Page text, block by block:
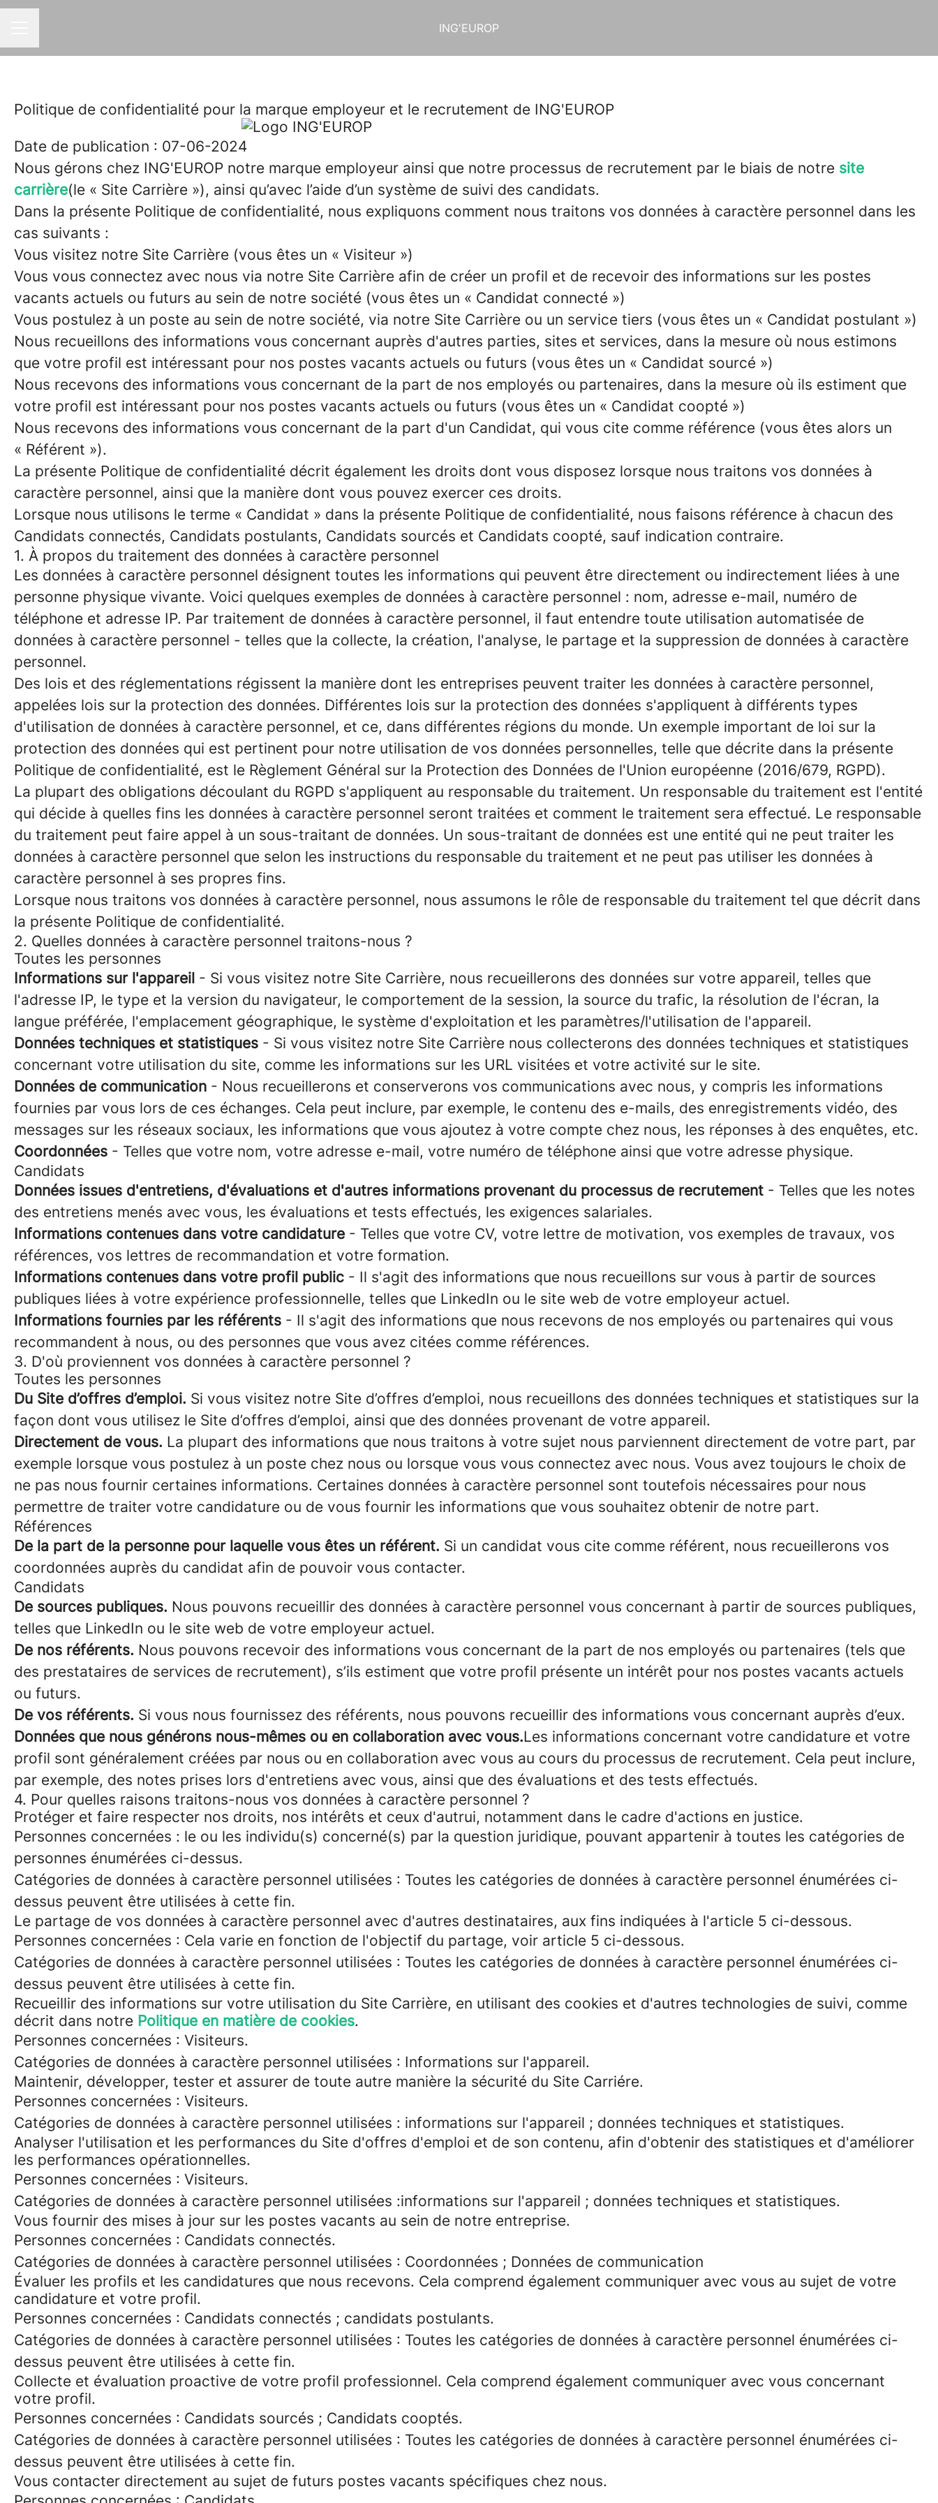
ING'EUROP
Politique de confidentialité pour la marque employeur et le recrutement de ING'EUROP
Date de publication : 07-06-2024
Nous gérons chez ING'EUROP notre marque employeur ainsi que notre processus de recrutement par le biais de notre site
carrière(le « Site Carrière »), ainsi qu’avec l’aide d’un système de suivi des candidats.
Dans la présente Politique de confidentialité, nous expliquons comment nous traitons vos données à caractère personnel dans les
cas suivants :
Vous visitez notre Site Carrière (vous êtes un « Visiteur »)
Vous vous connectez avec nous via notre Site Carrière afin de créer un profil et de recevoir des informations sur les postes
vacants actuels ou futurs au sein de notre société (vous êtes un « Candidat connecté »)
Vous postulez à un poste au sein de notre société, via notre Site Carrière ou un service tiers (vous êtes un « Candidat postulant »)
Nous recueillons des informations vous concernant auprès d'autres parties, sites et services, dans la mesure où nous estimons
que votre profil est intéressant pour nos postes vacants actuels ou futurs (vous êtes un « Candidat sourcé »)
Nous recevons des informations vous concernant de la part de nos employés ou partenaires, dans la mesure où ils estiment que
votre profil est intéressant pour nos postes vacants actuels ou futurs (vous êtes un « Candidat coopté »)
Nous recevons des informations vous concernant de la part d'un Candidat, qui vous cite comme référence (vous êtes alors un
« Référent »).
La présente Politique de confidentialité décrit également les droits dont vous disposez lorsque nous traitons vos données à
caractère personnel, ainsi que la manière dont vous pouvez exercer ces droits.
Lorsque nous utilisons le terme « Candidat » dans la présente Politique de confidentialité, nous faisons référence à chacun des
Candidats connectés, Candidats postulants, Candidats sourcés et Candidats coopté, sauf indication contraire.
1. À propos du traitement des données à caractère personnel
Les données à caractère personnel désignent toutes les informations qui peuvent être directement ou indirectement liées à une
personne physique vivante. Voici quelques exemples de données à caractère personnel : nom, adresse e-mail, numéro de
téléphone et adresse IP. Par traitement de données à caractère personnel, il faut entendre toute utilisation automatisée de
données à caractère personnel - telles que la collecte, la création, l'analyse, le partage et la suppression de données à caractère
personnel.
Des lois et des réglementations régissent la manière dont les entreprises peuvent traiter les données à caractère personnel,
appelées lois sur la protection des données. Différentes lois sur la protection des données s'appliquent à différents types
d'utilisation de données à caractère personnel, et ce, dans différentes régions du monde. Un exemple important de loi sur la
protection des données qui est pertinent pour notre utilisation de vos données personnelles, telle que décrite dans la présente
Politique de confidentialité, est le Règlement Général sur la Protection des Données de l'Union européenne (2016/679, RGPD).
La plupart des obligations découlant du RGPD s'appliquent au responsable du traitement. Un responsable du traitement est l'entité
qui décide à quelles fins les données à caractère personnel seront traitées et comment le traitement sera effectué. Le responsable
du traitement peut faire appel à un sous-traitant de données. Un sous-traitant de données est une entité qui ne peut traiter les
données à caractère personnel que selon les instructions du responsable du traitement et ne peut pas utiliser les données à
caractère personnel à ses propres fins.
Lorsque nous traitons vos données à caractère personnel, nous assumons le rôle de responsable du traitement tel que décrit dans
la présente Politique de confidentialité.
2. Quelles données à caractère personnel traitons-nous ?
Toutes les personnes
Informations sur l'appareil - Si vous visitez notre Site Carrière, nous recueillerons des données sur votre appareil, telles que
l'adresse IP, le type et la version du navigateur, le comportement de la session, la source du trafic, la résolution de l'écran, la
langue préférée, l'emplacement géographique, le système d'exploitation et les paramètres/l'utilisation de l'appareil.
Données techniques et statistiques - Si vous visitez notre Site Carrière nous collecterons des données techniques et statistiques
concernant votre utilisation du site, comme les informations sur les URL visitées et votre activité sur le site.
Données de communication - Nous recueillerons et conserverons vos communications avec nous, y compris les informations
fournies par vous lors de ces échanges. Cela peut inclure, par exemple, le contenu des e-mails, des enregistrements vidéo, des
messages sur les réseaux sociaux, les informations que vous ajoutez à votre compte chez nous, les réponses à des enquêtes, etc.
Coordonnées - Telles que votre nom, votre adresse e-mail, votre numéro de téléphone ainsi que votre adresse physique.
Candidats
Données issues d'entretiens, d'évaluations et d'autres informations provenant du processus de recrutement - Telles que les notes
des entretiens menés avec vous, les évaluations et tests effectués, les exigences salariales.
Informations contenues dans votre candidature - Telles que votre CV, votre lettre de motivation, vos exemples de travaux, vos
références, vos lettres de recommandation et votre formation.
Informations contenues dans votre profil public - Il s'agit des informations que nous recueillons sur vous à partir de sources
publiques liées à votre expérience professionnelle, telles que LinkedIn ou le site web de votre employeur actuel.
Informations fournies par les référents - Il s'agit des informations que nous recevons de nos employés ou partenaires qui vous
recommandent à nous, ou des personnes que vous avez citées comme références.
3. D'où proviennent vos données à caractère personnel ?
Toutes les personnes
Du Site d’offres d’emploi. Si vous visitez notre Site d’offres d’emploi, nous recueillons des données techniques et statistiques sur la
façon dont vous utilisez le Site d’offres d’emploi, ainsi que des données provenant de votre appareil.
Directement de vous. La plupart des informations que nous traitons à votre sujet nous parviennent directement de votre part, par
exemple lorsque vous postulez à un poste chez nous ou lorsque vous vous connectez avec nous. Vous avez toujours le choix de
ne pas nous fournir certaines informations. Certaines données à caractère personnel sont toutefois nécessaires pour nous
permettre de traiter votre candidature ou de vous fournir les informations que vous souhaitez obtenir de notre part.
Références
De la part de la personne pour laquelle vous êtes un référent. Si un candidat vous cite comme référent, nous recueillerons vos
coordonnées auprès du candidat afin de pouvoir vous contacter.
Candidats
De sources publiques. Nous pouvons recueillir des données à caractère personnel vous concernant à partir de sources publiques,
telles que LinkedIn ou le site web de votre employeur actuel.
De nos référents. Nous pouvons recevoir des informations vous concernant de la part de nos employés ou partenaires (tels que
des prestataires de services de recrutement), s’ils estiment que votre profil présente un intérêt pour nos postes vacants actuels
ou futurs.
De vos référents. Si vous nous fournissez des référents, nous pouvons recueillir des informations vous concernant auprès d’eux.
Données que nous générons nous-mêmes ou en collaboration avec vous.Les informations concernant votre candidature et votre
profil sont généralement créées par nous ou en collaboration avec vous au cours du processus de recrutement. Cela peut inclure,
par exemple, des notes prises lors d'entretiens avec vous, ainsi que des évaluations et des tests effectués.
4. Pour quelles raisons traitons-nous vos données à caractère personnel ?
Protéger et faire respecter nos droits, nos intérêts et ceux d'autrui, notamment dans le cadre d'actions en justice.
Personnes concernées : le ou les individu(s) concerné(s) par la question juridique, pouvant appartenir à toutes les catégories de
personnes énumérées ci-dessus.
Catégories de données à caractère personnel utilisées : Toutes les catégories de données à caractère personnel énumérées ci-
dessus peuvent être utilisées à cette fin.
Le partage de vos données à caractère personnel avec d'autres destinataires, aux fins indiquées à l'article 5 ci-dessous.
Personnes concernées : Cela varie en fonction de l'objectif du partage, voir article 5 ci-dessous.
Catégories de données à caractère personnel utilisées : Toutes les catégories de données à caractère personnel énumérées ci-
dessus peuvent être utilisées à cette fin.
Recueillir des informations sur votre utilisation du Site Carrière, en utilisant des cookies et d'autres technologies de suivi, comme
décrit dans notre Politique en matière de cookies.
Personnes concernées : Visiteurs.
Catégories de données à caractère personnel utilisées : Informations sur l'appareil.
Maintenir, développer, tester et assurer de toute autre manière la sécurité du Site Carriére.
Personnes concernées : Visiteurs.
Catégories de données à caractère personnel utilisées : informations sur l'appareil ; données techniques et statistiques.
Analyser l'utilisation et les performances du Site d'offres d'emploi et de son contenu, afin d'obtenir des statistiques et d'améliorer
les performances opérationnelles.
Personnes concernées : Visiteurs.
Catégories de données à caractère personnel utilisées :informations sur l'appareil ; données techniques et statistiques.
Vous fournir des mises à jour sur les postes vacants au sein de notre entreprise.
Personnes concernées : Candidats connectés.
Catégories de données à caractère personnel utilisées : Coordonnées ; Données de communication
Évaluer les profils et les candidatures que nous recevons. Cela comprend également communiquer avec vous au sujet de votre
candidature et votre profil.
Personnes concernées : Candidats connectés ; candidats postulants.
Catégories de données à caractère personnel utilisées : Toutes les catégories de données à caractère personnel énumérées ci-
dessus peuvent être utilisées à cette fin.
Collecte et évaluation proactive de votre profil professionnel. Cela comprend également communiquer avec vous concernant
votre profil.
Personnes concernées : Candidats sourcés ; Candidats cooptés.
Catégories de données à caractère personnel utilisées : Toutes les catégories de données à caractère personnel énumérées ci-
dessus peuvent être utilisées à cette fin.
Vous contacter directement au sujet de futurs postes vacants spécifiques chez nous.